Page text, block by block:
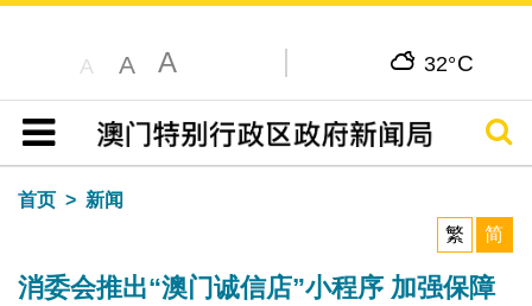
A A A 32°C
目录
搜寻
首页
新闻
繁
简
消委会推出“澳门诚信店”小程序 加强保障